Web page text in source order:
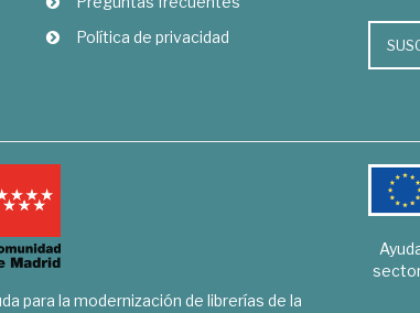
Política de privacidad
para la modernización de librerías de la